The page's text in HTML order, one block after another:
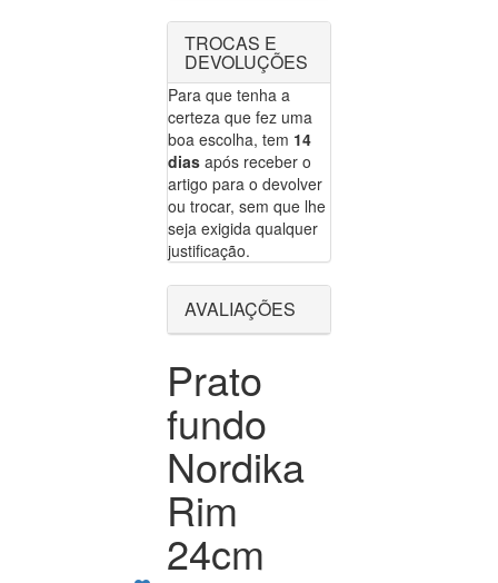
TROCAS E
DEVOLUÇÕES
Para que tenha a
certeza que fez uma
boa escolha, tem 14
dias após receber o
artigo para o devolver
ou trocar, sem que lhe
seja exigida qualquer
justificação.
AVALIAÇÕES
Prato
fundo
Nordika
Rim
24cm